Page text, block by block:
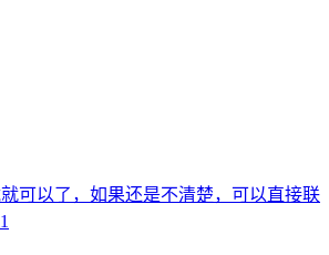
可以了，如果还是不清楚，可以直接联